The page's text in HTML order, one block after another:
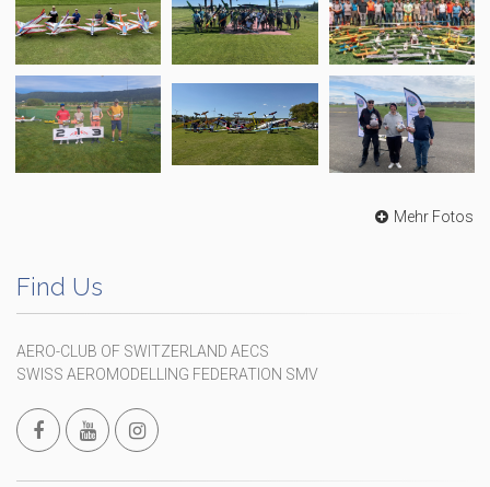
Mehr Fotos
Find Us
AERO-CLUB OF SWITZERLAND AECS
SWISS AEROMODELLING FEDERATION SMV